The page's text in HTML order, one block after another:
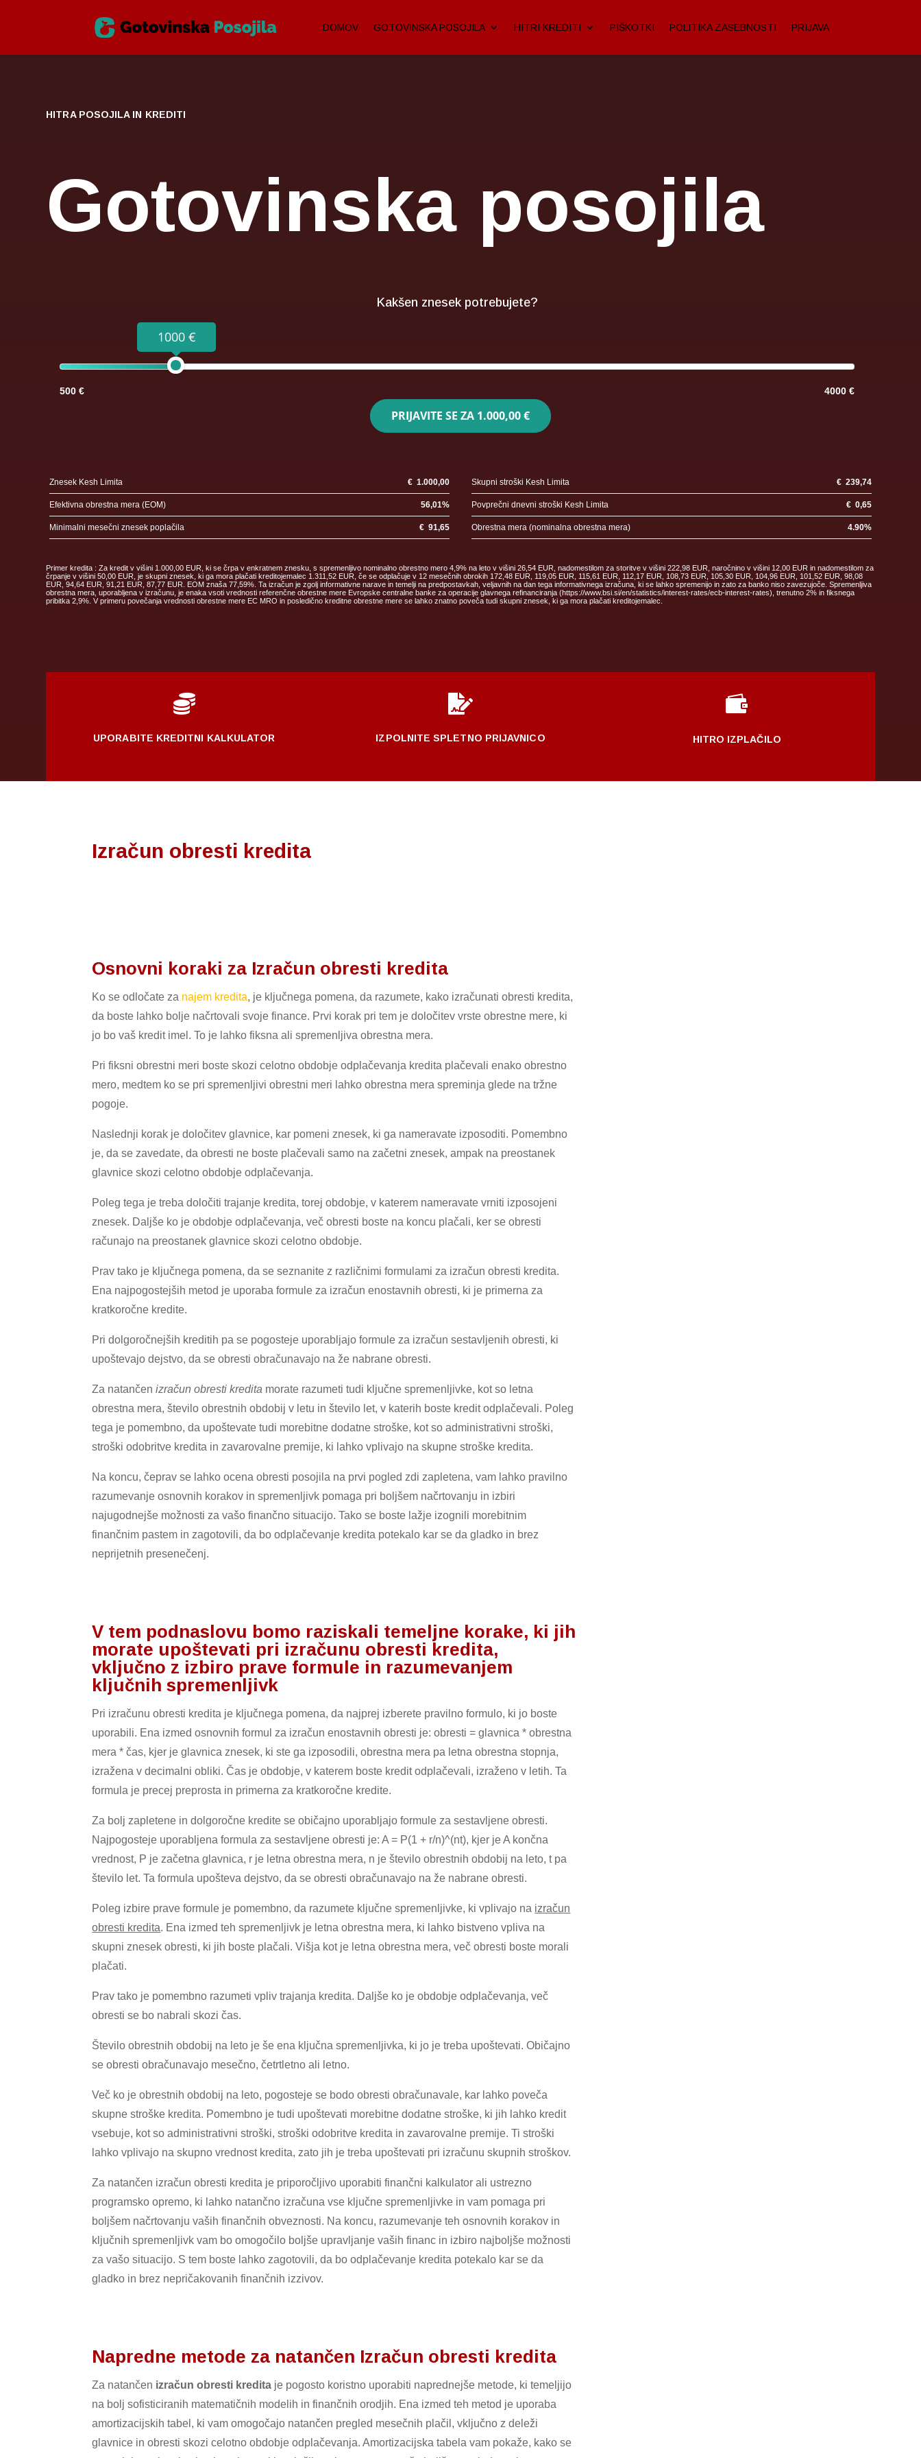
DOMOV GOTOVINSKA POSOJILA HITRI KREDITI PIŠKOTKI POLITIKA ZASEBNOSTI PRIJAVA
HITRA POSOJILA IN KREDITI
Gotovinska posojila
Kakšen znesek potrebujete?
1000 €
500 € 4000 €
PRIJAVITE SE ZA 1.000,00 €
Znesek Kesh Limita € 1.000,00 Skupni stroški Kesh Limita € 239,74
Efektivna obrestna mera (EOM) 56,01% Povprečni dnevni stroški Kesh Limita € 0,65
Minimalni mesečni znesek poplačila € 91,65 Obrestna mera (nominalna obrestna mera) 4.90%
Primer kredita : Za kredit v višini 1.000,00 EUR, ki se črpa v enkratnem znesku, s spremenljivo nominalno obrestno mero 4,9% na leto v višini 26,54 EUR, nadomestilom za storitve v višini 222,98 EUR, naročnino v višini 12,00 EUR in nadomestilom za
črpanje v višini 50,00 EUR, je skupni znesek, ki ga mora plačati kreditojemalec 1.311,52 EUR, če se odplačuje v 12 mesečnih obrokih 172,48 EUR, 119,05 EUR, 115,61 EUR, 112,17 EUR, 108,73 EUR, 105,30 EUR, 104,96 EUR, 101,52 EUR, 98,08
EUR, 94,64 EUR, 91,21 EUR, 87,77 EUR. EOM znaša 77,59%. Ta izračun je zgolj informativne narave in temelji na predpostavkah, veljavnih na dan tega informativnega izračuna, ki se lahko spremenijo in zato za banko niso zavezujoče. Spremenljiva
obrestna mera, uporabljena v izračunu, je enaka vsoti vrednosti referenčne obrestne mere Evropske centralne banke za operacije glavnega refinanciranja (https://www.bsi.si/en/statistics/interest-rates/ecb-interest-rates), trenutno 2% in fiksnega
pribitka 2,9%. V primeru povečanja vrednosti obrestne mere EC MRO in posledično kreditne obrestne mere se lahko znatno poveča tudi skupni znesek, ki ga mora plačati kreditojemalec.

UPORABITE KREDITNI KALKULATOR

IZPOLNITE SPLETNO PRIJAVNICO

HITRO IZPLAČILO
Izračun obresti kredita
Osnovni koraki za Izračun obresti kredita
Ko se odločate za najem kredita, je ključnega pomena, da razumete, kako izračunati obresti kredita,
da boste lahko bolje načrtovali svoje finance. Prvi korak pri tem je določitev vrste obrestne mere, ki
jo bo vaš kredit imel. To je lahko fiksna ali spremenljiva obrestna mera.
Pri fiksni obrestni meri boste skozi celotno obdobje odplačevanja kredita plačevali enako obrestno
mero, medtem ko se pri spremenljivi obrestni meri lahko obrestna mera spreminja glede na tržne
pogoje.
Naslednji korak je določitev glavnice, kar pomeni znesek, ki ga nameravate izposoditi. Pomembno
je, da se zavedate, da obresti ne boste plačevali samo na začetni znesek, ampak na preostanek
glavnice skozi celotno obdobje odplačevanja.
Poleg tega je treba določiti trajanje kredita, torej obdobje, v katerem nameravate vrniti izposojeni
znesek. Daljše ko je obdobje odplačevanja, več obresti boste na koncu plačali, ker se obresti
računajo na preostanek glavnice skozi celotno obdobje.
Prav tako je ključnega pomena, da se seznanite z različnimi formulami za izračun obresti kredita.
Ena najpogostejših metod je uporaba formule za izračun enostavnih obresti, ki je primerna za
kratkoročne kredite.
Pri dolgoročnejših kreditih pa se pogosteje uporabljajo formule za izračun sestavljenih obresti, ki
upoštevajo dejstvo, da se obresti obračunavajo na že nabrane obresti.
Za natančenizračun obresti kredita morate razumeti tudi ključne spremenljivke, kot so letna
obrestna mera, število obrestnih obdobij v letu in število let, v katerih boste kredit odplačevali. Poleg
tega je pomembno, da upoštevate tudi morebitne dodatne stroške, kot so administrativni stroški,
stroški odobritve kredita in zavarovalne premije, ki lahko vplivajo na skupne stroške kredita.
Na koncu, čeprav se lahko ocena obresti posojila na prvi pogled zdi zapletena, vam lahko pravilno
razumevanje osnovnih korakov in spremenljivk pomaga pri boljšem načrtovanju in izbiri
najugodnejše možnosti za vašo finančno situacijo. Tako se boste lažje izognili morebitnim
finančnim pastem in zagotovili, da bo odplačevanje kredita potekalo kar se da gladko in brez
neprijetnih presenečenj.
V tem podnaslovu bomo raziskali temeljne korake, ki jih
morate upoštevati pri izračunu obresti kredita,
vključno z izbiro prave formule in razumevanjem
ključnih spremenljivk
Pri izračunu obresti kredita je ključnega pomena, da najprej izberete pravilno formulo, ki jo boste
uporabili. Ena izmed osnovnih formul za izračun enostavnih obresti je: obresti = glavnica * obrestna
mera * čas, kjer je glavnica znesek, ki ste ga izposodili, obrestna mera pa letna obrestna stopnja,
izražena v decimalni obliki. Čas je obdobje, v katerem boste kredit odplačevali, izraženo v letih. Ta
formula je precej preprosta in primerna za kratkoročne kredite.
Za bolj zapletene in dolgoročne kredite se običajno uporabljajo formule za sestavljene obresti.
Najpogosteje uporabljena formula za sestavljene obresti je: A = P(1 + r/n)^(nt), kjer je A končna
vrednost, P je začetna glavnica, r je letna obrestna mera, n je število obrestnih obdobij na leto, t pa
število let. Ta formula upošteva dejstvo, da se obresti obračunavajo na že nabrane obresti.
Poleg izbire prave formule je pomembno, da razumete ključne spremenljivke, ki vplivajo na izračun
obresti kredita. Ena izmed teh spremenljivk je letna obrestna mera, ki lahko bistveno vpliva na
skupni znesek obresti, ki jih boste plačali. Višja kot je letna obrestna mera, več obresti boste morali
plačati.
Prav tako je pomembno razumeti vpliv trajanja kredita. Daljše ko je obdobje odplačevanja, več
obresti se bo nabrali skozi čas.
Število obrestnih obdobij na leto je še ena ključna spremenljivka, ki jo je treba upoštevati. Običajno
se obresti obračunavajo mesečno, četrtletno ali letno.
Več ko je obrestnih obdobij na leto, pogosteje se bodo obresti obračunavale, kar lahko poveča
skupne stroške kredita. Pomembno je tudi upoštevati morebitne dodatne stroške, ki jih lahko kredit
vsebuje, kot so administrativni stroški, stroški odobritve kredita in zavarovalne premije. Ti stroški
lahko vplivajo na skupno vrednost kredita, zato jih je treba upoštevati pri izračunu skupnih stroškov.
Za natančen izračun obresti kredita je priporočljivo uporabiti finančni kalkulator ali ustrezno
programsko opremo, ki lahko natančno izračuna vse ključne spremenljivke in vam pomaga pri
boljšem načrtovanju vaših finančnih obveznosti. Na koncu, razumevanje teh osnovnih korakov in
ključnih spremenljivk vam bo omogočilo boljše upravljanje vaših financ in izbiro najboljše možnosti
za vašo situacijo. S tem boste lahko zagotovili, da bo odplačevanje kredita potekalo kar se da
gladko in brez nepričakovanih finančnih izzivov.
Napredne metode za natančen Izračun obresti kredita
Za natančen izračun obresti kredita je pogosto koristno uporabiti naprednejše metode, ki temeljijo
na bolj sofisticiranih matematičnih modelih in finančnih orodjih. Ena izmed teh metod je uporaba
amortizacijskih tabel, ki vam omogočajo natančen pregled mesečnih plačil, vključno z deleži
glavnice in obresti skozi celotno obdobje odplačevanja. Amortizacijska tabela vam pokaže, kako se